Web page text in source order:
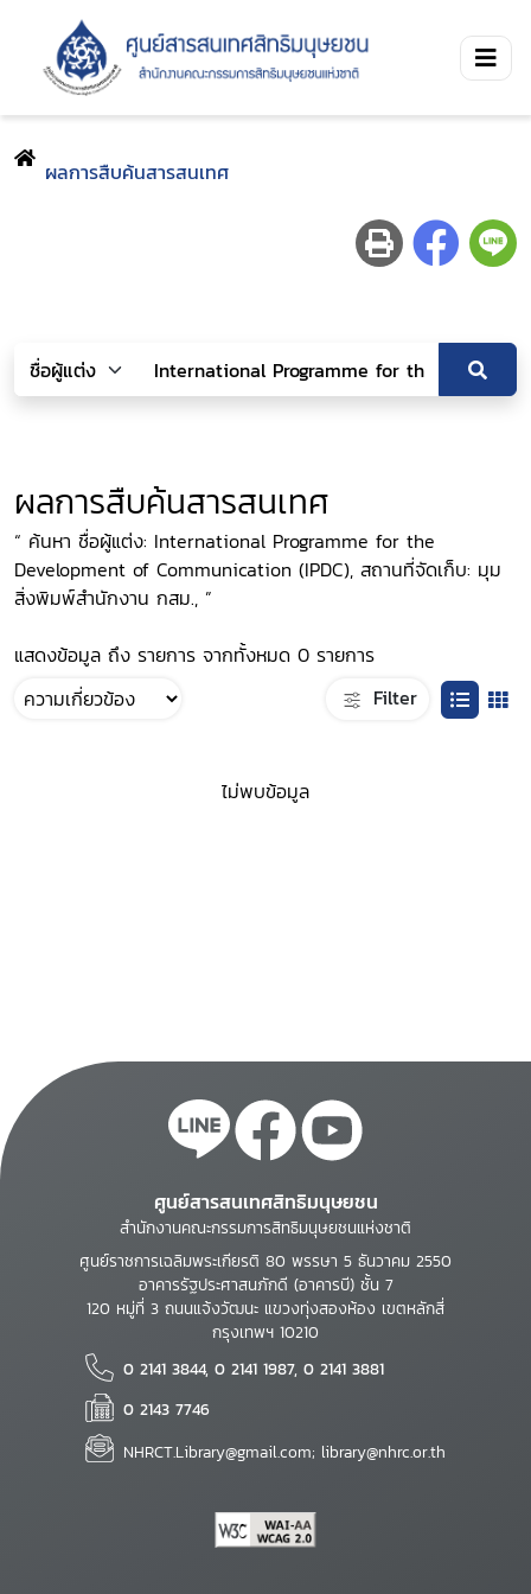
ผลการสืบค้นสารสนเทศ
ผลการสืบค้นสารสนเทศ
“ ค้นหา ชื่อผู้แต่ง: International Programme for the
Development of Communication (IPDC), สถานที่จัดเก็บ: มุม
สิ่งพิมพ์สำนักงาน กสม., ”
แสดงข้อมูล ถึง รายการ จากทั้งหมด 0 รายการ
Filter
ไม่พบข้อมูล
ศูนย์สารสนเทศสิทธิมนุษยชน
สำนักงานคณะกรรมการสิทธิมนุษยชนแห่งชาติ
ศูนย์ราชการเฉลิมพระเกียรติ 80 พรรษา 5 ธันวาคม 2550
อาคารรัฐประศาสนภักดี (อาคารบี) ชั้น 7
120 หมู่ที่ 3 ถนนแจ้งวัฒนะ แขวงทุ่งสองห้อง เขตหลักสี่
กรุงเทพฯ 10210
0 2141 3844, 0 2141 1987, 0 2141 3881
0 2143 7746
NHRCT.Library@gmail.com; library@nhrc.or.th